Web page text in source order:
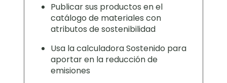
Publicar sus productos en el
catálogo de materiales con
atributos de sostenibilidad
Usa la calculadora Sostenido para
aportar en la reducción de
emisiones